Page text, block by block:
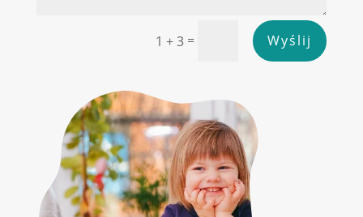
1 + 3 = Wyślij